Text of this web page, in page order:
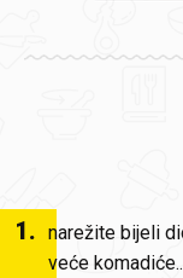
1. narežite bijeli
veće komadiće..